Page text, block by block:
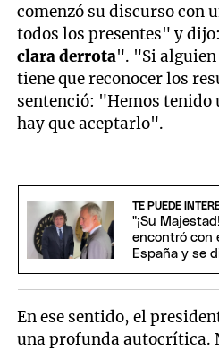
comenzó su discurso con
todos los presentes" y
clara derrota". "Si
tiene que reconocer los
sentenció: "Hemos tenido
hay que aceptarlo".
TE PUEDE
"¡Su
encontró con
España y se
En ese sentido, el
una profunda autocrítica.